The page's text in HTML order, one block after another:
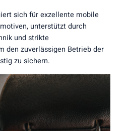
sich für exzellente mobile
unterstützt durch
und strikte
den zuverlässigen Betrieb der
zu sichern.